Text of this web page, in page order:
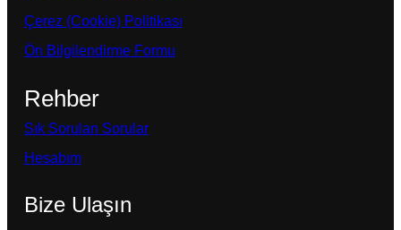
Çerez (Cookie) Politikası
Ön Bilgilendirme Formu
Rehber
Sık Sorulan Sorular
Hesabım
Bize Ulaşın